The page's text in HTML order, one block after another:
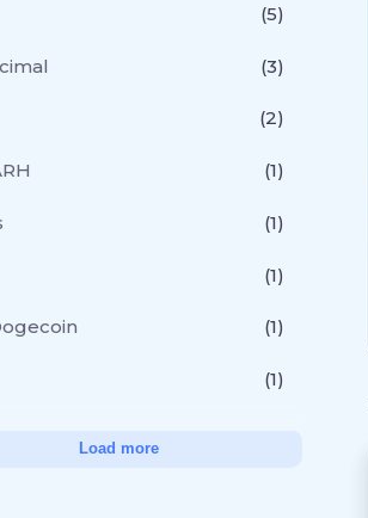
(5)
(3)
(2)
(1)
(1)
(1)
(1)
(1)
Load more